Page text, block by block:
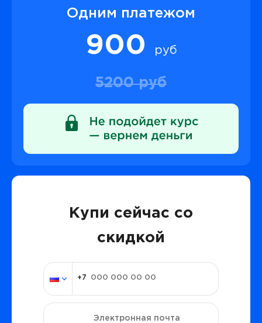
Одним платежом
900 руб
5200 руб
Купи сейчас со
скидкой